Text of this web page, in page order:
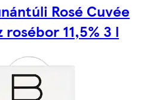
Rosé Cuvée
rosébor 11,5% 3 l